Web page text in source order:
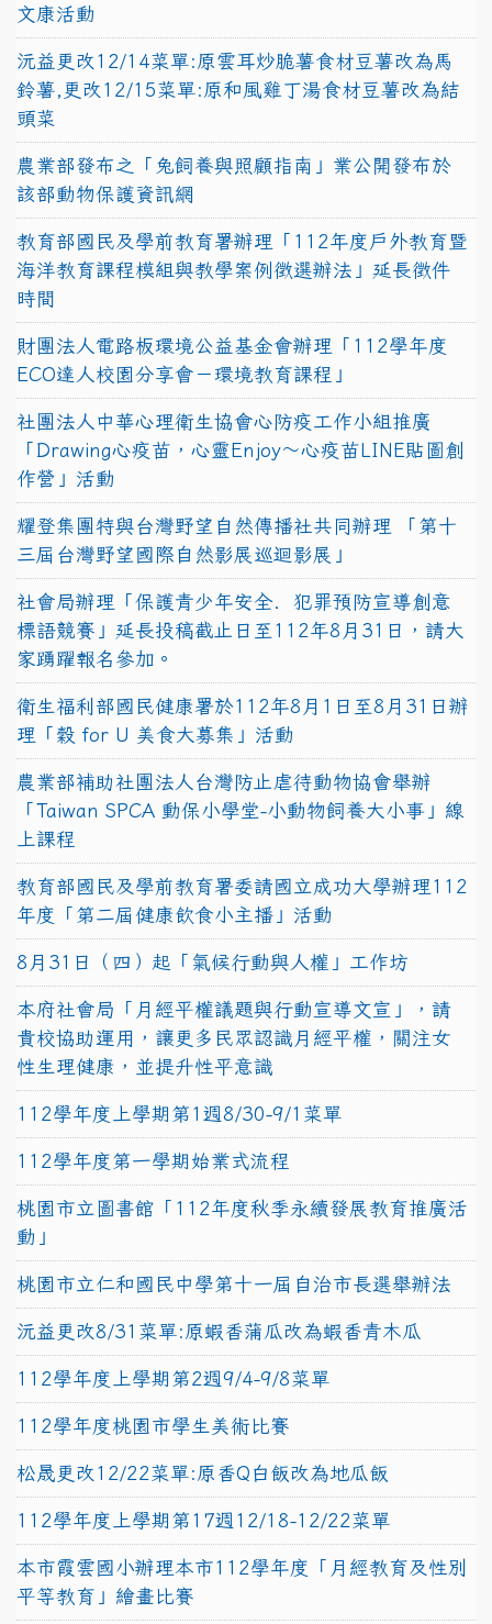
文康活動
沅益更改12/14菜單:原雲耳炒脆薯食材豆薯改為馬
鈴薯,更改12/15菜單:原和風雞丁湯食材豆薯改為結
頭菜
農業部發布之「兔飼養與照顧指南」業公開發布於
該部動物保護資訊網
教育部國民及學前教育署辦理「112年度戶外教育暨
海洋教育課程模組與教學案例徵選辦法」延長徵件
時間
財團法人電路板環境公益基金會辦理「112學年度
ECO達人校園分享會－環境教育課程」
社團法人中華心理衛生協會心防疫工作小組推廣
「Drawing心疫苗，心靈Enjoy〜心疫苗LINE貼圖創
作營」活動
耀登集團特與台灣野望自然傳播社共同辦理 「第十
三屆台灣野望國際自然影展巡迴影展」
社會局辦理「保護青少年安全．犯罪預防宣導創意
標語競賽」延長投稿截止日至112年8月31日，請大
家踴躍報名參加。
衛生福利部國民健康署於112年8月1日至8月31日辦
理「穀 for U 美食大募集」活動
農業部補助社團法人台灣防止虐待動物協會舉辦
「Taiwan SPCA 動保小學堂-小動物飼養大小事」線
上課程
教育部國民及學前教育署委請國立成功大學辦理112
年度「第二屆健康飲食小主播」活動
8月31日（四）起「氣候行動與人權」工作坊
本府社會局「月經平權議題與行動宣導文宣」，請
貴校協助運用，讓更多民眾認識月經平權，關注女
性生理健康，並提升性平意識
112學年度上學期第1週8/30-9/1菜單
112學年度第一學期始業式流程
桃園市立圖書館「112年度秋季永續發展教育推廣活
動」
桃園市立仁和國民中學第十一屆自治市長選舉辦法
沅益更改8/31菜單:原蝦香蒲瓜改為蝦香青木瓜
112學年度上學期第2週9/4-9/8菜單
112學年度桃園市學生美術比賽
松晟更改12/22菜單:原香Q白飯改為地瓜飯
112學年度上學期第17週12/18-12/22菜單
本市霞雲國小辦理本市112學年度「月經教育及性別
平等教育」繪畫比賽